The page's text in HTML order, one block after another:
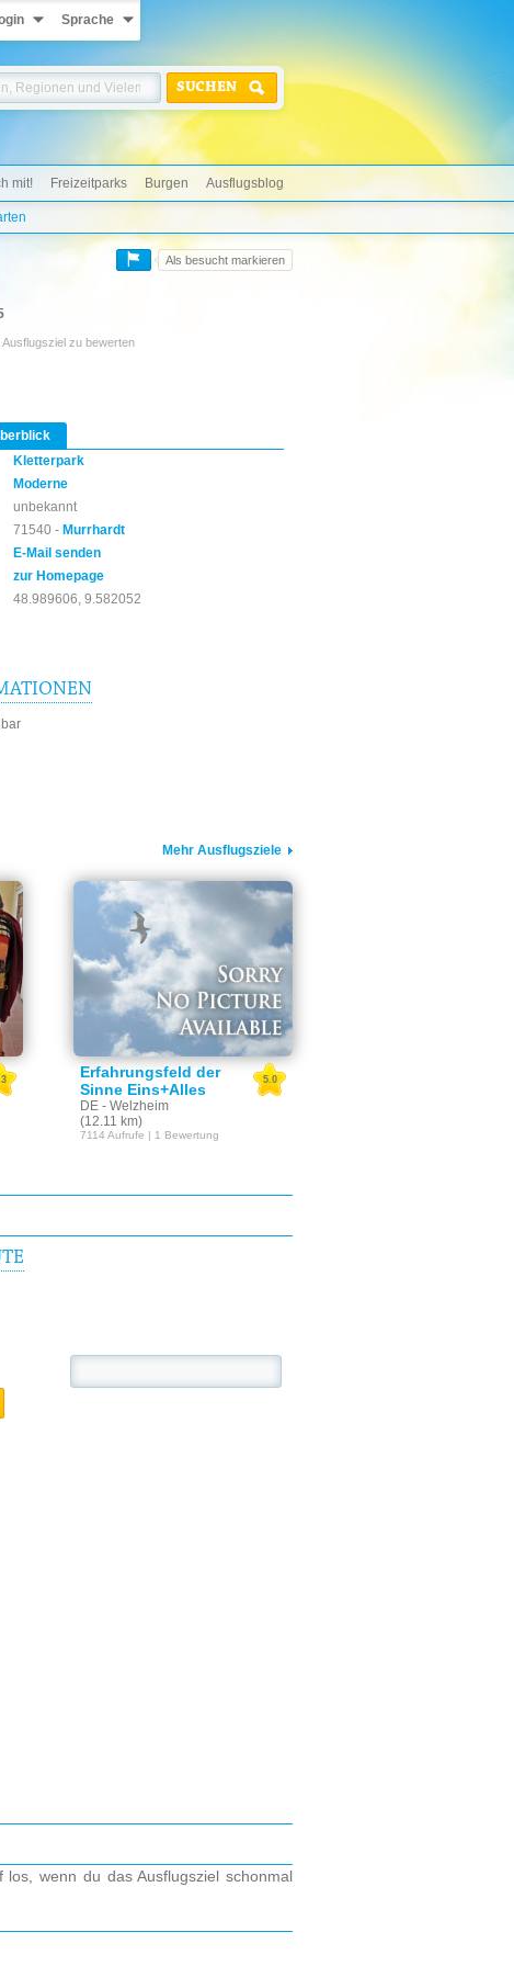
Sprache
SUCHEN
mit! Freizeitparks Burgen Ausflugsblog
Als besucht markieren
zu bewerten
Kletterpark
Moderne
unbekannt
71540 - Murrhardt
E-Mail senden
zur Homepage
48.989606, 9.582052
Mehr Ausflugsziele
Erfahrungsfeld der
Sinne Eins+Alles
DE - Welzheim
(12.11 km)
5.0
7114 Aufrufe | 1 Bewertung
wenn du das Ausflugsziel schonmal